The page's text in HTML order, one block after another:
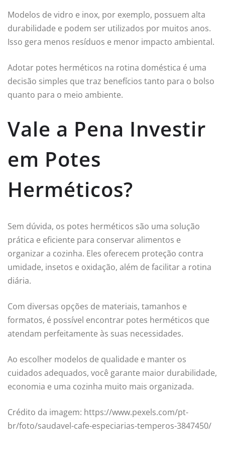
Modelos de vidro e inox, por exemplo, possuem alta
durabilidade e podem ser utilizados por muitos anos.
Isso gera menos resíduos e menor impacto ambiental.
Adotar potes herméticos na rotina doméstica é uma
decisão simples que traz benefícios tanto para o bolso
quanto para o meio ambiente.
Vale a Pena Investir
em Potes
Herméticos?
Sem dúvida, os potes herméticos são uma solução
prática e eficiente para conservar alimentos e
organizar a cozinha. Eles oferecem proteção contra
umidade, insetos e oxidação, além de facilitar a rotina
diária.
Com diversas opções de materiais, tamanhos e
formatos, é possível encontrar potes herméticos que
atendam perfeitamente às suas necessidades.
Ao escolher modelos de qualidade e manter os
cuidados adequados, você garante maior durabilidade,
economia e uma cozinha muito mais organizada.
Crédito da imagem: https://www.pexels.com/pt-
br/foto/saudavel-cafe-especiarias-temperos-3847450/